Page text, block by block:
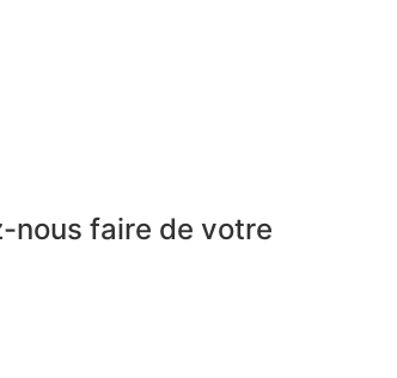
nous faire de votre